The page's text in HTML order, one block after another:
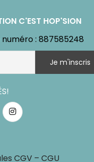
C'EST HOP'SION
numéro : 887585248
CGV – CGU